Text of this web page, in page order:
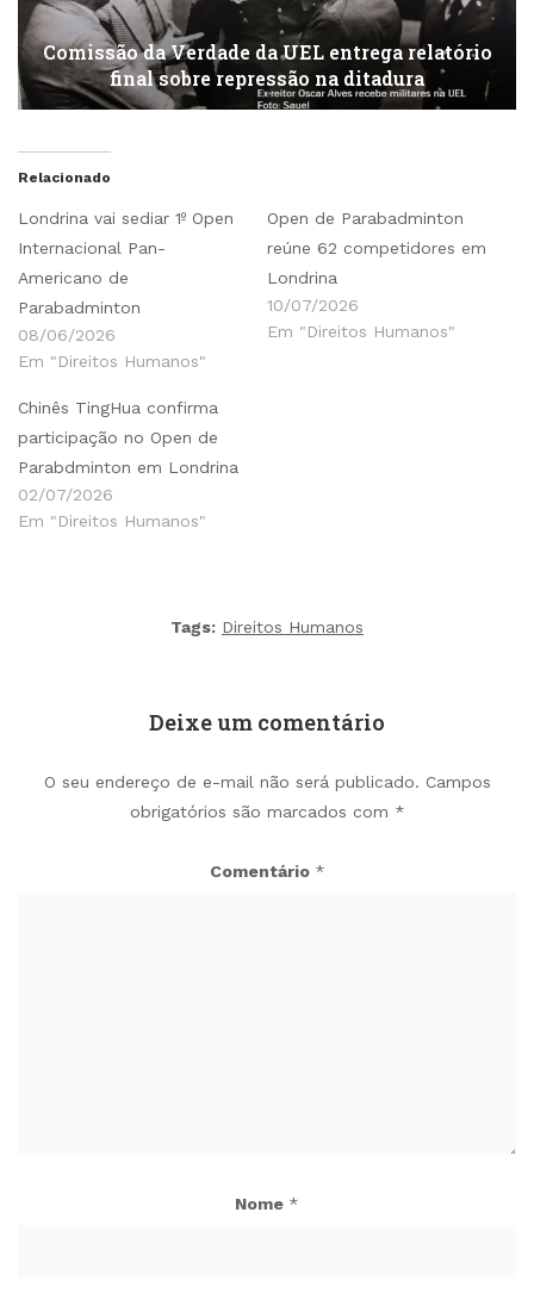
Comissão da Verdade da UEL entrega relatório
final sobre repressão na ditadura
Relacionado
Londrina vai sediar 1º Open
Internacional Pan-
Americano de
Parabadminton
08/06/2026
Em "Direitos Humanos"
Open de Parabadminton
reúne 62 competidores em
Londrina
10/07/2026
Em "Direitos Humanos"
Chinês TingHua confirma
participação no Open de
Parabdminton em Londrina
02/07/2026
Em "Direitos Humanos"
Tags: Direitos Humanos
Deixe um comentário
O seu endereço de e-mail não será publicado. Campos
obrigatórios são marcados com *
Comentário *
Nome *